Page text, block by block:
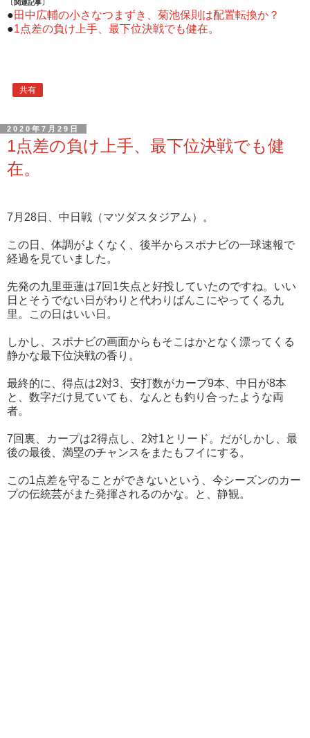
〔関連記事〕
●田中広輔の小さなつまずき、菊池保則は配置転換か？
●1点差の負け上手、最下位決戦でも健在。
共有
2020年7月29日
1点差の負け上手、最下位決戦でも健
在。
7月28日、中日戦（マツダスタジアム）。
この日、体調がよくなく、後半からスポナビの一球速報で
経過を見ていました。
先発の九里亜蓮は7回1失点と好投していたのですね。いい
日とそうでない日がわりと代わりばんこにやってくる九
里。この日はいい日。
しかし、スポナビの画面からもそこはかとなく漂ってくる
静かな最下位決戦の香り。
最終的に、得点は2対3、安打数がカープ9本、中日が8本
と、数字だけ見ていても、なんとも釣り合ったような両
者。
7回裏、カープは2得点し、2対1とリード。だがしかし、最
後の最後、満塁のチャンスをまたもフイにする。
この1点差を守ることができないという、今シーズンのカー
プの伝統芸がまた発揮されるのかな。と、静観。